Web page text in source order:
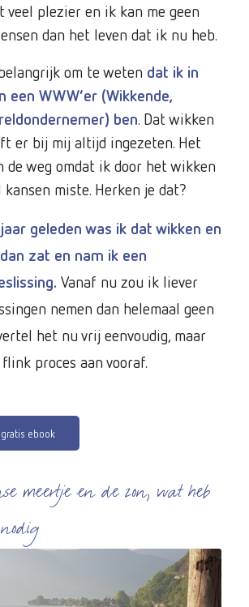
veel plezier en ik kan me geen
dan het leven dat ik nu heb.
om te weten dat ik in
een WWW’er (Wikkende,
ben. Dat wikken
er bij mij altijd ingezeten. Het
de weg omdat ik door het wikken
kansen miste. Herken je dat?
geleden was ik dat wikken en
zat en nam ik een
Vanaf nu zou ik liever
nemen dan helemaal geen
het nu vrij eenvoudig, maar
proces aan vooraf.
ebook
meertje en de zon, wat heb